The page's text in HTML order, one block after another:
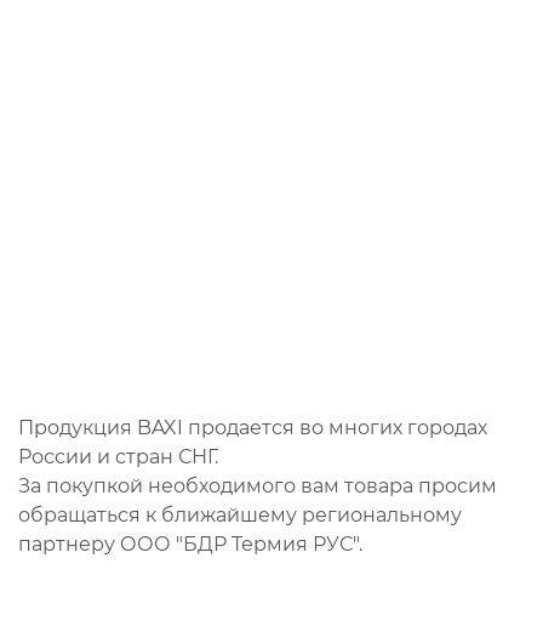
Продукция BAXI продается во многих городах
России и стран СНГ.
За покупкой необходимого вам товара просим
обращаться к ближайшему региональному
партнеру ООО "БДР Термия РУС".